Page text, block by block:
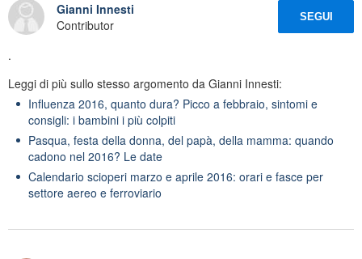
Gianni Innesti
Contributor
SEGUI
.
Leggi di più sullo stesso argomento da Gianni Innesti:
Influenza 2016, quanto dura? Picco a febbraio, sintomi e
consigli: i bambini i più colpiti
Pasqua, festa della donna, del papà, della mamma: quando
cadono nel 2016? Le date
Calendario scioperi marzo e aprile 2016: orari e fasce per
settore aereo e ferroviario